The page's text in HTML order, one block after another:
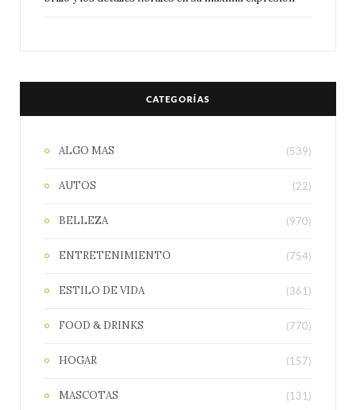
CATEGORÍAS
ALGO MAS (539)
AUTOS (22)
BELLEZA (970)
ENTRETENIMIENTO (754)
ESTILO DE VIDA (361)
FOOD & DRINKS (770)
HOGAR (157)
MASCOTAS (131)